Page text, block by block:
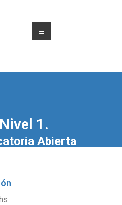
1.
Abierta